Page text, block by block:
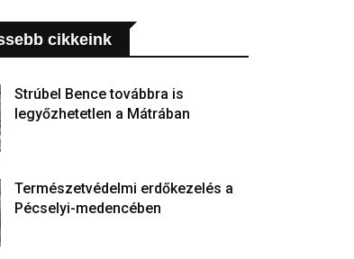
cikkeink
Strúbel Bence továbbra is
legyőzhetetlen a Mátrában
Természetvédelmi erdőkezelés a
Pécselyi-medencében